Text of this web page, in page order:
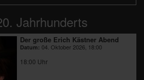
Jahrhunderts
Der große Erich Kästner Abend
Datum: 04. Oktober 2026, 18:00
18:00 Uhr